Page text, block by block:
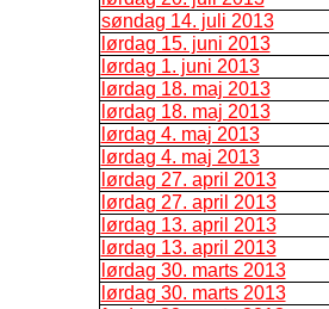
søndag 14. juli 2013
lørdag 15. juni 2013
lørdag 1. juni 2013
lørdag 18. maj 2013
lørdag 18. maj 2013
lørdag 4. maj 2013
lørdag 4. maj 2013
lørdag 27. april 2013
lørdag 27. april 2013
lørdag 13. april 2013
lørdag 13. april 2013
lørdag 30. marts 2013
lørdag 30. marts 2013